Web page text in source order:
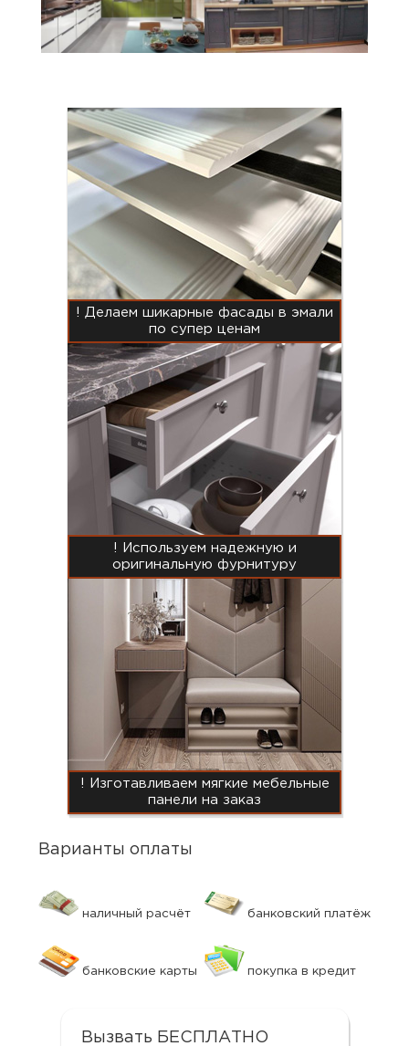
! Делаем шикарные фасады в эмали
по супер ценам
! Используем надежную и
оригинальную фурнитуру
! Изготавливаем мягкие мебельные
панели на заказ
Варианты оплаты
наличный расчёт банковский платёж
банковские карты покупка в кредит
Вызвать БЕСПЛАТНО